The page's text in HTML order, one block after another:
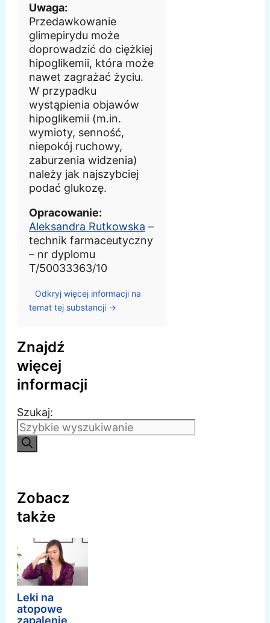
Uwaga:
Przedawkowanie
glimepirydu może
doprowadzić do ciężkiej
hipoglikemii, która może
nawet zagrażać życiu.
W przypadku
wystąpienia objawów
hipoglikemii (m.in.
wymioty, senność,
niepokój ruchowy,
zaburzenia widzenia)
należy jak najszybciej
podać glukozę.
Opracowanie:
Aleksandra Rutkowska –
technik farmaceutyczny
– nr dyplomu
T/50033363/10
Odkryj więcej informacji na
temat tej substancji →
Znajdź
więcej
informacji
Szukaj:
Zobacz
także
Leki na
atopowe
zapalenie